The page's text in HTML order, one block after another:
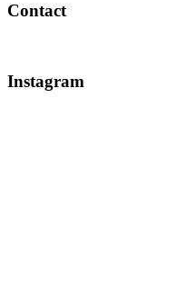
Contact
Instagram